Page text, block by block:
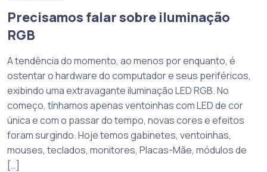
Precisamos falar sobre iluminação
RGB
A tendência do momento, ao menos por enquanto, é
ostentar o hardware do computador e seus periféricos,
exibindo uma extravagante iluminação LED RGB. No
começo, tínhamos apenas ventoinhas com LED de cor
única e com o passar do tempo, novas cores e efeitos
foram surgindo. Hoje temos gabinetes, ventoinhas,
mouses, teclados, monitores, Placas-Mãe, módulos de
[…]